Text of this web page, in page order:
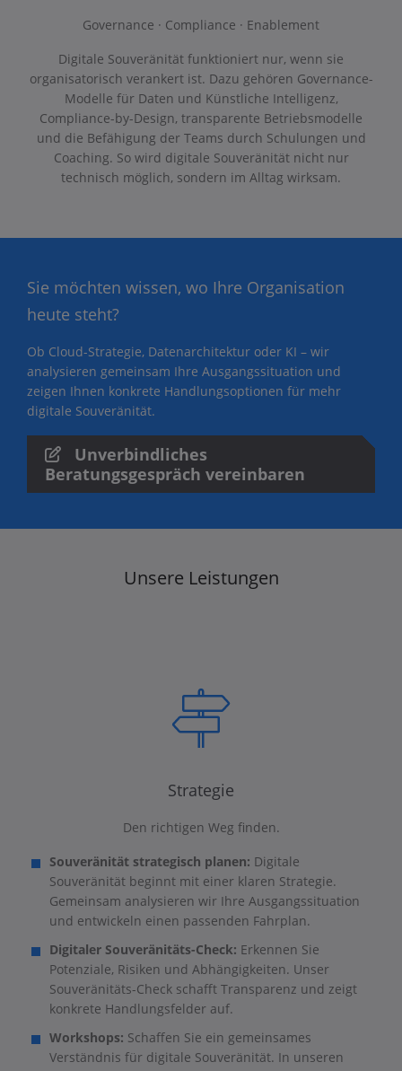
Governance · Compliance · Enablement
Digitale Souveränität funktioniert nur, wenn sie
organisatorisch verankert ist. Dazu gehören Governance-
Modelle für Daten und Künstliche Intelligenz,
Compliance-by-Design, transparente Betriebsmodelle
und die Befähigung der Teams durch Schulungen und
Coaching. So wird digitale Souveränität nicht nur
technisch möglich, sondern im Alltag wirksam.
Sie möchten wissen, wo Ihre Organisation
heute steht?
Ob Cloud-Strategie, Datenarchitektur oder KI – wir
analysieren gemeinsam Ihre Ausgangssituation und
zeigen Ihnen konkrete Handlungsoptionen für mehr
digitale Souveränität.
Unverbindliches
Beratungsgespräch vereinbaren
Unsere Leistungen
Strategie
Den richtigen Weg finden.
Souveränität strategisch planen: Digitale
Souveränität beginnt mit einer klaren Strategie.
Gemeinsam analysieren wir Ihre Ausgangssituation
und entwickeln einen passenden Fahrplan.
Digitaler Souveränitäts-Check: Erkennen Sie
Potenziale, Risiken und Abhängigkeiten. Unser
Souveränitäts-Check schafft Transparenz und zeigt
konkrete Handlungsfelder auf.
Workshops: Schaffen Sie ein gemeinsames
Verständnis für digitale Souveränität. In unseren